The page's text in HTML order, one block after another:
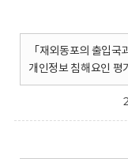
「재외동포의 출입
개인정보 침해요인 평